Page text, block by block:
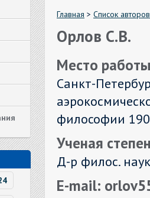
Главная > Список авторов
Орлов С.В.
Место
Санкт-
философии
Ученая
Д-р филос. наук
E-mail: